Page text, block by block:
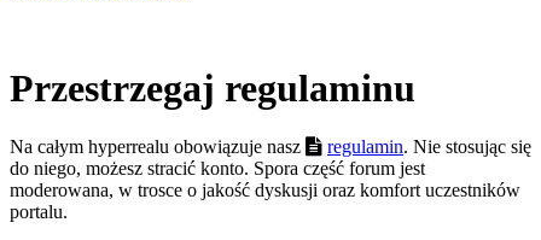
Przestrzegaj regulaminu
Na całym hyperrealu obowiązuje nasz regulamin. Nie stosując się
do niego, możesz stracić konto. Spora część forum jest
moderowana, w trosce o jakość dyskusji oraz komfort uczestników
portalu.